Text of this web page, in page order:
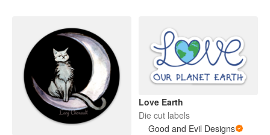
Love Earth
Die cut labels
Good and Evil Designs